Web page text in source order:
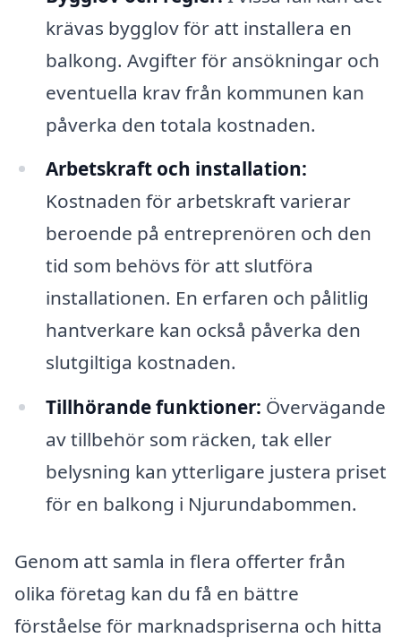
krävas bygglov för att installera en
balkong. Avgifter för ansökningar och
eventuella krav från kommunen kan
påverka den totala kostnaden.
Arbetskraft och installation:
Kostnaden för arbetskraft varierar
beroende på entreprenören och den
tid som behövs för att slutföra
installationen. En erfaren och pålitlig
hantverkare kan också påverka den
slutgiltiga kostnaden.
Tillhörande funktioner: Övervägande
av tillbehör som räcken, tak eller
belysning kan ytterligare justera priset
för en balkong i Njurundabommen.
Genom att samla in flera offerter från
olika företag kan du få en bättre
förståelse för marknadspriserna och hitta